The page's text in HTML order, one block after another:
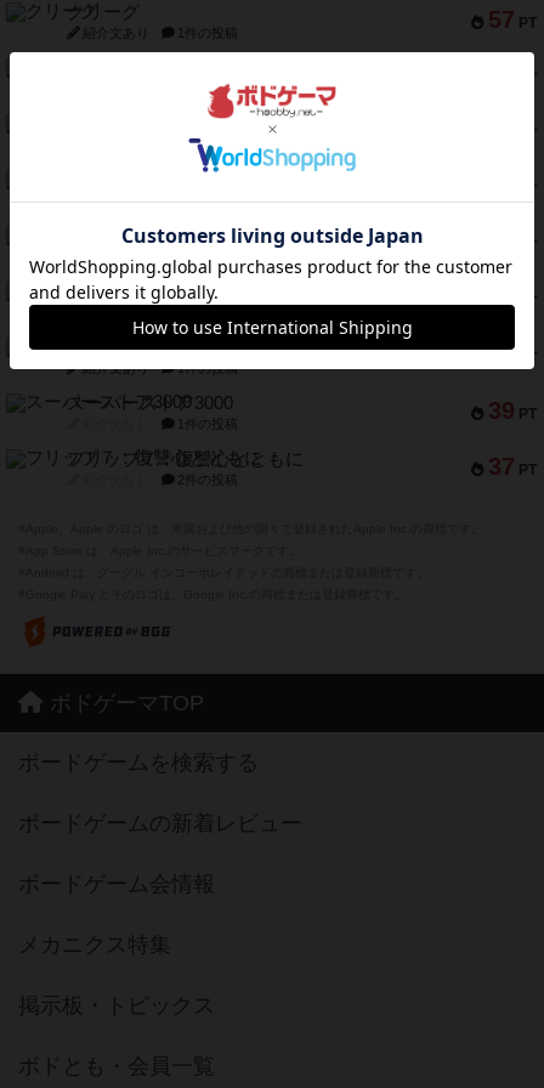
57 PT
クリーグ
紹介文あり 1件の投稿
PT
1件の投稿
PT
18件の投稿
PT
紹介文あり 4件の投稿
PT
とうほうの！
42 PT
スターマイン・ラミー ポケット
39 PT
海兵隊
紹介文あり 1件の投稿
39 PT
スーパーストア3000
1件の投稿
37 PT
フリップ７：復讐心とともに
2件の投稿
ボドゲーマTOP
ボードゲームを検索する
ボードゲームの新着レビュー
ボードゲーム会情報
メカニクス特集
掲示板・トピックス
ボドとも・会員一覧